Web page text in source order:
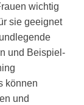
wichtig
sie geeignet
und Beispiel-
können
und